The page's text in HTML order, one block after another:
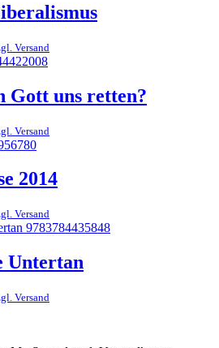
Versand
Gott uns retten?
Versand
2014
Versand
Untertan
Versand